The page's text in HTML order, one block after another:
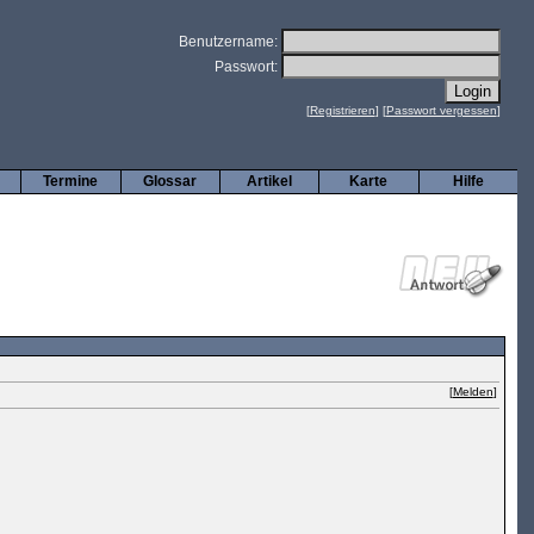
Benutzername:
Passwort:
[Registrieren] [Passwort vergessen]
Hilfe
Karte
Artikel
Glossar
Termine
[Melden]